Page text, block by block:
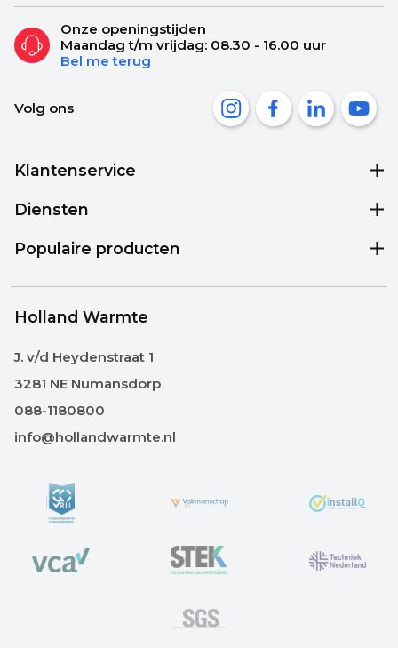
Onze openingstijden
Maandag t/m vrijdag: 08.30 - 16.00 uur
Bel me terug
Volg ons
Klantenservice
Diensten
Populaire producten
Holland Warmte
J. v/d Heydenstraat 1
3281 NE Numansdorp
088-1180800
info@hollandwarmte.nl